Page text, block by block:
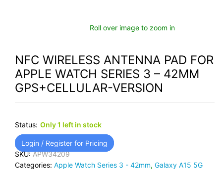
Roll over image to zoom in
NFC WIRELESS ANTENNA PAD FOR
APPLE WATCH SERIES 3 – 42MM
GPS+CELLULAR-VERSION
Status: Only 1 left in stock
Login / Register for Pricing
SKU:APW34209
Categories: Apple Watch Series 3 - 42mm, Galaxy A15 5G